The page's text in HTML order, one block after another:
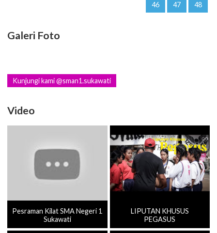
46 47 48
Galeri Foto
Kunjungi kami @sman1.sukawati
Video
Pesraman Kilat SMA Negeri 1
Sukawati
LIPUTAN KHUSUS
PEGASUS